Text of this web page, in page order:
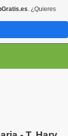
. ¿Quieres